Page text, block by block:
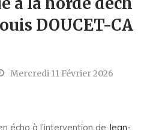
DOUCET-CA
Mercredi 11 Février 2026
écho à l’intervention de Jean-